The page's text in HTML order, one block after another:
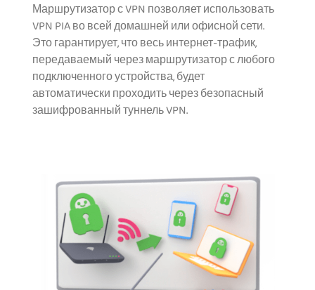
Маршрутизатор с VPN позволяет использовать
VPN PIA во всей домашней или офисной сети.
Это гарантирует, что весь интернет-трафик,
передаваемый через маршрутизатор с любого
подключенного устройства, будет
автоматически проходить через безопасный
зашифрованный туннель VPN.